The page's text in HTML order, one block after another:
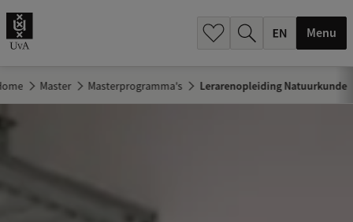
Menu
Master Masterprogramma's Lerarenopleiding Natuurkunde